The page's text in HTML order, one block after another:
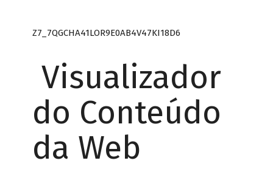
Z7_7QGCHA41LOR9E0AB4V47KI18D6
Visualizador
do Conteúdo
da Web